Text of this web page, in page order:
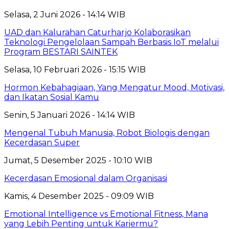
Selasa, 2 Juni 2026 - 14:14 WIB
UAD dan Kalurahan Caturharjo Kolaborasikan
Teknologi Pengelolaan Sampah Berbasis IoT melalui
Program BESTARI SAINTEK
Selasa, 10 Februari 2026 - 15:15 WIB
Hormon Kebahagiaan, Yang Mengatur Mood, Motivasi,
dan Ikatan Sosial Kamu
Senin, 5 Januari 2026 - 14:14 WIB
Mengenal Tubuh Manusia, Robot Biologis dengan
Kecerdasan Super
Jumat, 5 Desember 2025 - 10:10 WIB
Kecerdasan Emosional dalam Organisasi
Kamis, 4 Desember 2025 - 09:09 WIB
Emotional Intelligence vs Emotional Fitness, Mana
yang Lebih Penting untuk Kariermu?